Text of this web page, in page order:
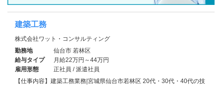
建築工務
株式会社ワット・コンサルティング
勤務地
仙台市 若林区
給与タイプ
月給22万円～44万円
雇用形態
正社員 / 派遣社員
【仕事内容】建築工務業務|宮城県仙台市若林区 20代・30代・40代の技